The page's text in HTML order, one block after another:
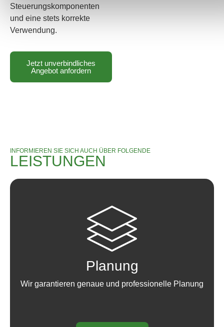
Steuerungskomponenten
und eine stets korrekte
Verwendung.
Jetzt unverbindliches
Angebot anfordern
INFORMIEREN SIE SICH AUCH ÜBER FOLGENDE
LEISTUNGEN
Planung
Wir garantieren genaue und professionelle Planung